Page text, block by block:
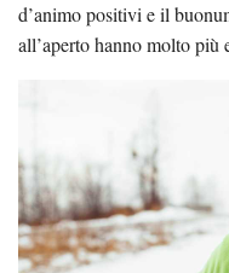
d’animo positivi e il
all’aperto hanno molto più